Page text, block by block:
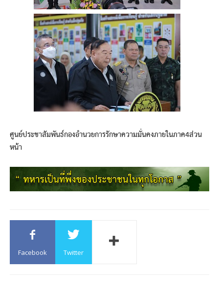
ศูนย์ประชาสัมพันธ์กองอำนวยการรักษาความมั่นคงภายในภาค4ส่วน
หน้า
Facebook Twitter